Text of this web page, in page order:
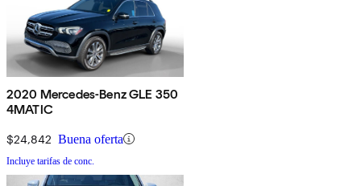
2020 Mercedes-Benz GLE 350
4MATIC
$24,842 Buena oferta
Incluye tarifas de conc.